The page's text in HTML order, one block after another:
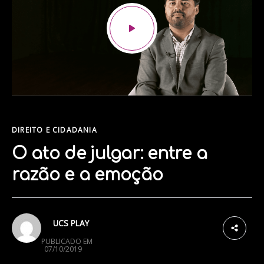
DIREITO E CIDADANIA
O ato de julgar: entre a
razão e a emoção
UCS PLAY
PUBLICADO EM
07/10/2019